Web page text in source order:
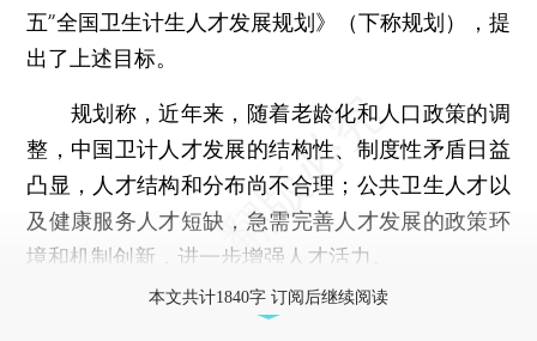
五”全国卫生计生人才发展规划》（下称规划），提
出了上述目标。
规划称，近年来，随着老龄化和人口政策的调
整，中国卫计人才发展的结构性、制度性矛盾日益
凸显，人才结构和分布尚不合理；公共卫生人才以
及健康服务人才短缺，急需完善人才发展的政策环
境和机制创新，进一步增强人才活力。
本文共计1840字 订阅后继续阅读